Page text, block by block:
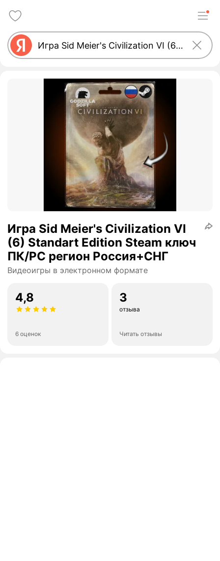
Игра Sid Meier's Civilization VI
(6) Standart Edition Steam ключ
ПК/PC регион Россия+СНГ
Видеоигры в электронном формате
4,8
6 оценок
3
отзыва
Читать отзывы